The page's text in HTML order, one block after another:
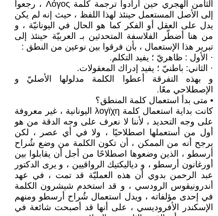
الثامن الهجري حين أرادوا ترجمة كلمة Λόγος ، رجعوا
إلى الأصل المستعمل حينئذ لهذا اللفظ ، حيث إنه لم يكن
يدل على العقل أو الفكر كما هو الحال في اليونانيّة ، و
من هنا أضطّر الفلاسفة المتحدثين بـ العربيّة حينئذ إلى
تبرير هذا الإستعمال ، بأن فرقوا بين نوعين من النطق :
· الأول : ظاهريّ ؛ يفيد التكلم.
· الثاني: باطنيّ ؛ يفيد إدراك المعقولات.
و بهذه التفرقة أعطوا الكلمة مدلولها الأصليّ و
الإصطلاحي معًا.
• متى بدأ استعمال كلمة المنطق؟
كانت بداية استعمال كلمة λογϊχη اليونانية ، غير معروفة
على وجه التحديد ، لأننا لا نعرف على وجه الدقة من هو
أول من أستعملها اصطلاحيًا ، ولا في أي عصر ، لكن
يرجح أنه من الممكن ، أن تكون الكلمة من وضع شُراح
أرسطو ، الذين وضعوها اصطلاحًا من أجل أن يقابلوا بين
أورغانون أرسطو ، و دياليكتيك الرواقيين ، و يرى الدكتور
عبد الرحمن بدوي أن هذه العمليّة قد تمت ، في عهد
أندرونيقوس الرودسي ، و قد استخدم شيشرون الكلمة
في إحدى مؤلفاته ، ويدل استعمال شُراح أرسطو ومنهم
الإسكندر الأفروديسي ، على أنها قد أصبحت شائعة في